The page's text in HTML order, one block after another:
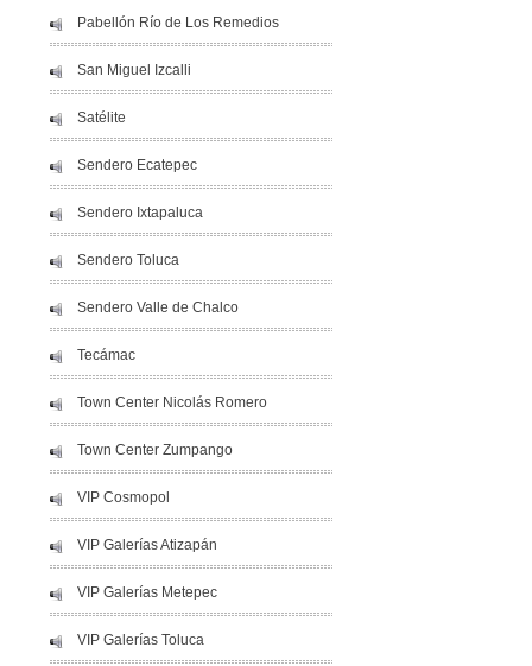
Pabellón Río de Los Remedios
San Miguel Izcalli
Satélite
Sendero Ecatepec
Sendero Ixtapaluca
Sendero Toluca
Sendero Valle de Chalco
Tecámac
Town Center Nicolás Romero
Town Center Zumpango
VIP Cosmopol
VIP Galerías Atizapán
VIP Galerías Metepec
VIP Galerías Toluca